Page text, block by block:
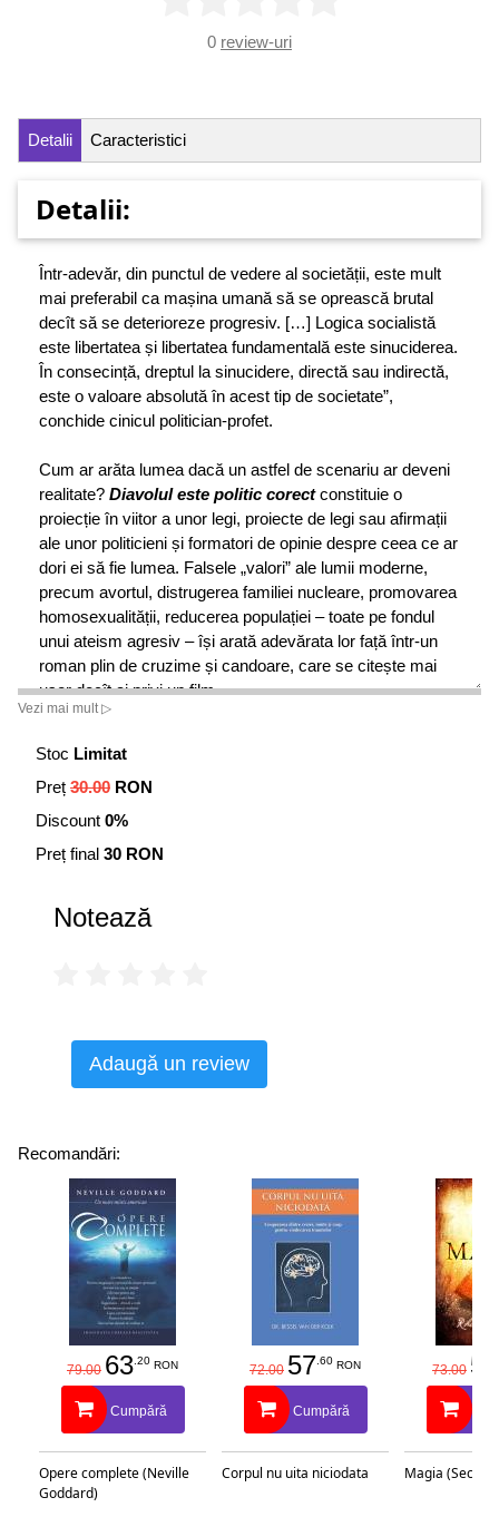
0 review-uri
Detalii Caracteristici
Detalii:
Într-adevăr, din punctul de vedere al societății, este mult
mai preferabil ca mașina umană să se oprească brutal
decît să se deterioreze progresiv. […] Logica socialistă
este libertatea și libertatea fundamentală este sinuciderea.
În consecință, dreptul la sinucidere, directă sau indirectă,
este o valoare absolută în acest tip de societate”,
conchide cinicul politician-profet.
Cum ar arăta lumea dacă un astfel de scenariu ar deveni
realitate? Diavolul este politic corectconstituie o
proiecție în viitor a unor legi, proiecte de legi sau afirmații
ale unor politicieni și formatori de opinie despre ceea ce ar
dori ei să fie lumea. Falsele „valori” ale lumii moderne,
precum avortul, distrugerea familiei nucleare, promovarea
homosexualității, reducerea populației – toate pe fondul
unui ateism agresiv – își arată adevărata lor față într-un
roman plin de cruzime și candoare, care se citește mai
ușor decît ai privi un film.
Vezi mai mult ▷
Stoc Limitat
Preț 30.00 RON
Discount 0%
Preț final 30 RON
Notează
Adaugă un review
Recomandări:
79.00 63.20 RON
Cumpără
Opere complete (Neville
Goddard)
72.00 57.60 RON
Cumpără
Corpul nu uita niciodata
73.00 58
Magia